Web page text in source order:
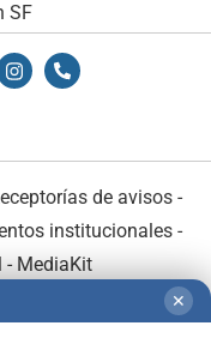
SF
de avisos -
institucionales-
- MediaKit
✕